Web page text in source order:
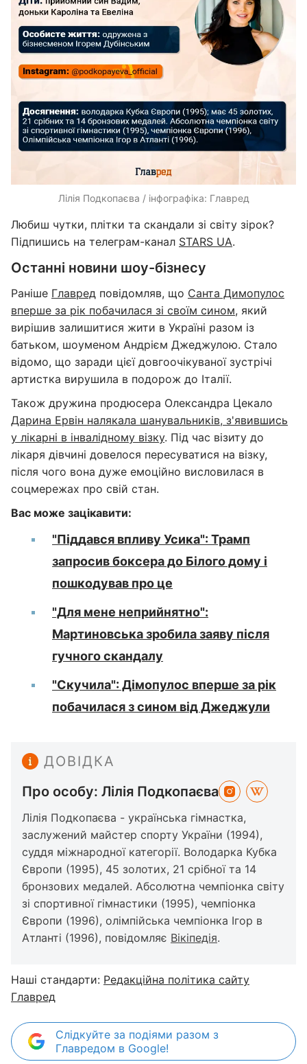
Лілія Подкопаєва / інфографіка: Главред
Любиш чутки, плітки та скандали зі світу зірок?
Підпишись на телеграм-канал STARS UA.
Останні новини шоу-бізнесу
Раніше Главред повідомляв, що Санта Димопулос
вперше за рік побачилася зі своїм сином, який
вирішив залишитися жити в Україні разом із
батьком, шоуменом Андрієм Джеджулою. Стало
відомо, що заради цієї довгоочікуваної зустрічі
артистка вирушила в подорож до Італії.
Також дружина продюсера Олександра Цекало
Дарина Ервін налякала шанувальників, з'явившись
у лікарні в інвалідному візку. Під час візиту до
лікаря дівчині довелося пересуватися на візку,
після чого вона дуже емоційно висловилася в
соцмережах про свій стан.
Вас може зацікавити:
"Піддався впливу Усика": Трамп
запросив боксера до Білого дому і
пошкодував про це
"Для мене неприйнятно":
Мартиновська зробила заяву після
гучного скандалу
"Скучила": Дімопулос вперше за рік
побачилася з сином від Джеджули
ДОВІДКА
Про особу: Лілія Подкопаєва
Лілія Подкопаєва - українська гімнастка,
заслужений майстер спорту України (1994),
суддя міжнародної категорії. Володарка Кубка
Європи (1995), 45 золотих, 21 срібної та 14
бронзових медалей. Абсолютна чемпіонка світу
зі спортивної гімнастики (1995), чемпіонка
Європи (1996), олімпійська чемпіонка Ігор в
Атланті (1996), повідомляє Вікіпедія.
Наші стандарти: Редакційна політика сайту
Главред
Слідкуйте за подіями разом з
Главредом в Google!